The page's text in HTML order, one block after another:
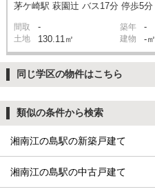
茅ケ崎駅 萩園辻 バス17分 停歩5分
間取 - 築年 -
土地 130.11㎡ 建物 -㎡
同じ学区の物件はこちら
類似の条件から検索
湘南江の島駅の新築戸建て
湘南江の島駅の中古戸建て